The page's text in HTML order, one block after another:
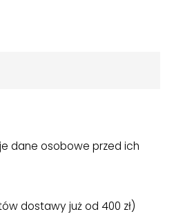
dane osobowe przed ich
dostawy już od 400 zł)